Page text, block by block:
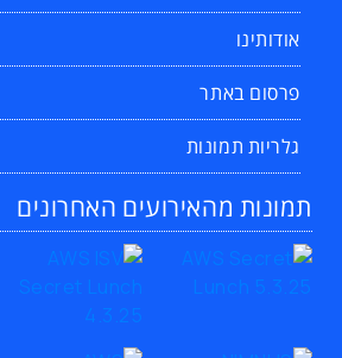
אודותינו
פרסום באתר
גלריות תמונות
תמונות מהאירועים האחרונים